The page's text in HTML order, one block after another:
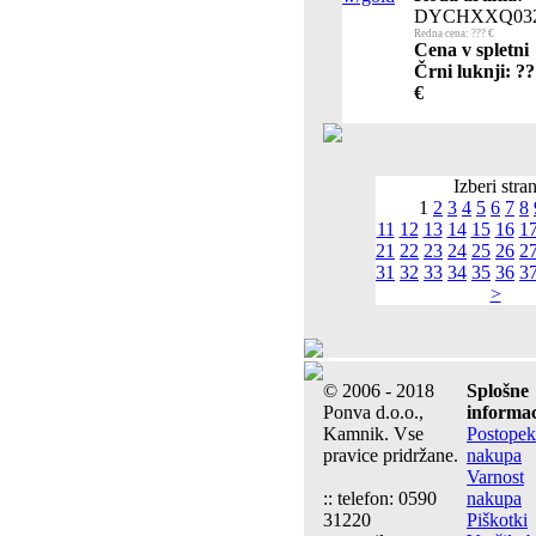
Redna cena: ??? €
Cena v spletni
Črni luknji:
€
Izberi stran
1 2 3 4 5 6 7 8
11 12 13 14 15 16
21 22 23 24 25 26
31 32 33 34 35 36
>
© 2006 - 2018
Ponva d.o.o.,
Kamnik. Vse
pravice pridržane.
:: telefon: 0590
31220
Splošne
Postopek
nakupa
Varnost
nakupa
Piškotki